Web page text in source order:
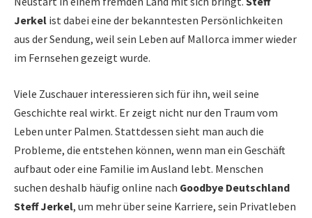
Jerkel ist dabei eine der bekanntesten Persönlichkeiten
aus der Sendung, weil sein Leben auf Mallorca immer wieder
im Fernsehen gezeigt wurde.
Viele Zuschauer interessieren sich für ihn, weil seine
Geschichte real wirkt. Er zeigt nicht nur den Traum vom
Leben unter Palmen. Stattdessen sieht man auch die
Probleme, die entstehen können, wenn man ein Geschäft
aufbaut oder eine Familie im Ausland lebt. Menschen
suchen deshalb häufig online nach Goodbye Deutschland
Steff Jerkel, um mehr über seine Karriere, sein Privatleben